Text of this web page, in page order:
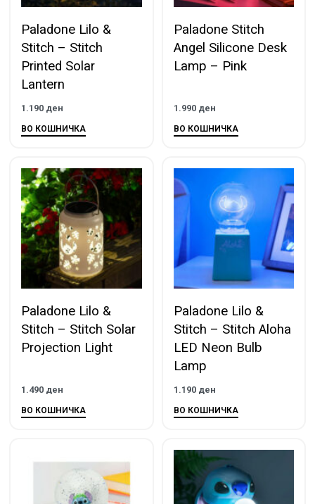
Paladone Lilo &
Stitch – Stitch
Printed Solar
Lantern
1.190 ден
ВО КОШНИЧКА
Paladone Stitch
Angel Silicone Desk
Lamp – Pink
1.990 ден
ВО КОШНИЧКА
Paladone Lilo &
Stitch – Stitch Solar
Projection Light
1.490 ден
ВО КОШНИЧКА
Paladone Lilo &
Stitch – Stitch Aloha
LED Neon Bulb
Lamp
1.190 ден
ВО КОШНИЧКА